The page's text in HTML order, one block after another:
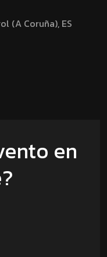
(A Coruña), ES
en